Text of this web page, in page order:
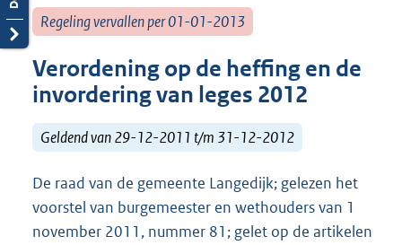
Regeling vervallen per 01-01-2013
Verordening op de heffing en de
invordering van leges 2012
Geldend van 29-12-2011 t/m 31-12-2012
De raad van de gemeente Langedijk; gelezen het
voorstel van burgemeester en wethouders van 1
november 2011, nummer 81; gelet op de artikelen